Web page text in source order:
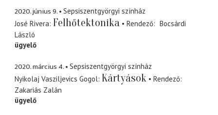
2020. június 9.
Sepsiszentgyörgyi színház
José Rivera Felhőtektonika Rendező
Bocsárdi
László
ügyelő
2020. március 4.
Sepsiszentgyörgyi színház
Nyikolaj Vasziljevics Gogol Kártyások
Rendező
Zakariás Zalán
ügyelő